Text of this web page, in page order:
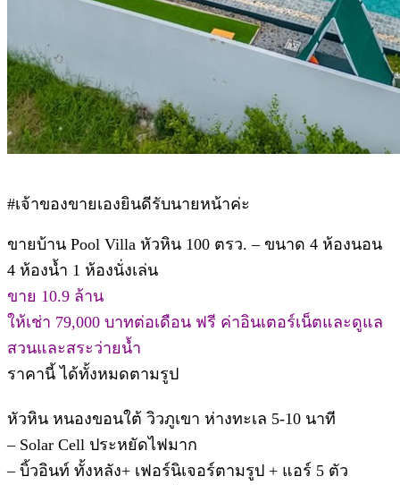
#เจ้าของขายเองยินดีรับนายหน้าค่ะ
ขายบ้าน Pool Villa หัวหิน 100 ตรว. – ขนาด 4 ห้องนอน
4 ห้องน้ำ 1 ห้องนั่งเล่น
ขาย 10.9 ล้าน
ให้เช่า 79,000 บาทต่อเดือน ฟรี ค่าอินเตอร์เน็ตและดูแล
สวนและสระว่ายน้ำ
ราคานี้ ได้ทั้งหมดตามรูป
หัวหิน หนองขอนใต้ วิวภูเขา ห่างทะเล 5-10 นาที
– Solar Cell ประหยัดไฟมาก
– บิ้วอินท์ ทั้งหลัง+ เฟอร์นิเจอร์ตามรูป + แอร์ 5 ตัว